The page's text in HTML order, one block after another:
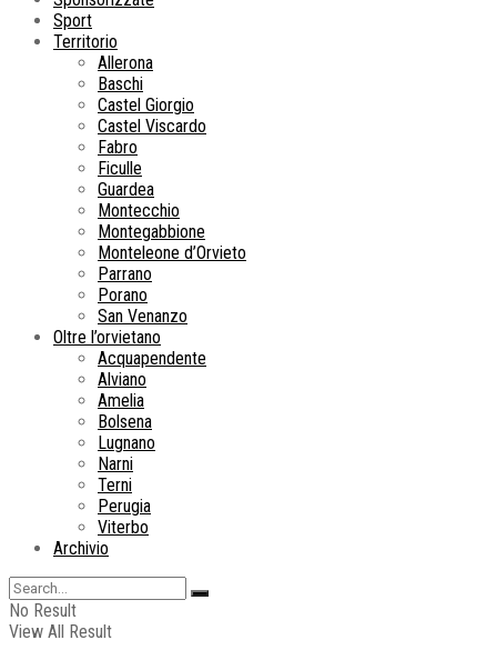
Sport
Territorio
Allerona
Baschi
Castel Giorgio
Castel Viscardo
Fabro
Ficulle
Guardea
Montecchio
Montegabbione
Monteleone d’Orvieto
Parrano
Porano
San Venanzo
Oltre l’orvietano
Acquapendente
Alviano
Amelia
Bolsena
Lugnano
Narni
Terni
Perugia
Viterbo
Archivio
No Result
View All Result